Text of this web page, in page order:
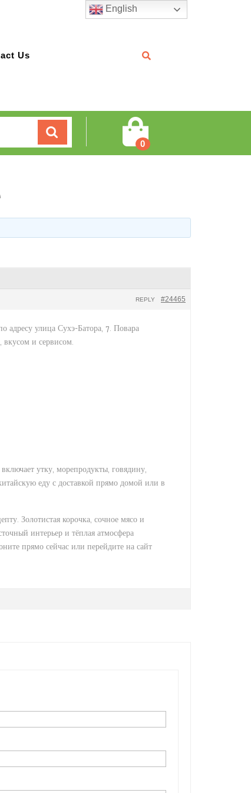
Us
0
#24465
REPLY
адресу улица Сухэ-Батора, 7. Повара
вкусом и сервисом.
утку, морепродукты, говядину,
еду с доставкой прямо домой или в
Золотистая корочка, сочное мясо и
интерьер и тёплая атмосфера
прямо сейчас или перейдите на сайт
English